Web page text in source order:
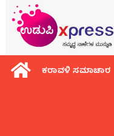
ಕರಾವಳಿ ಸಮಾಚಾರ